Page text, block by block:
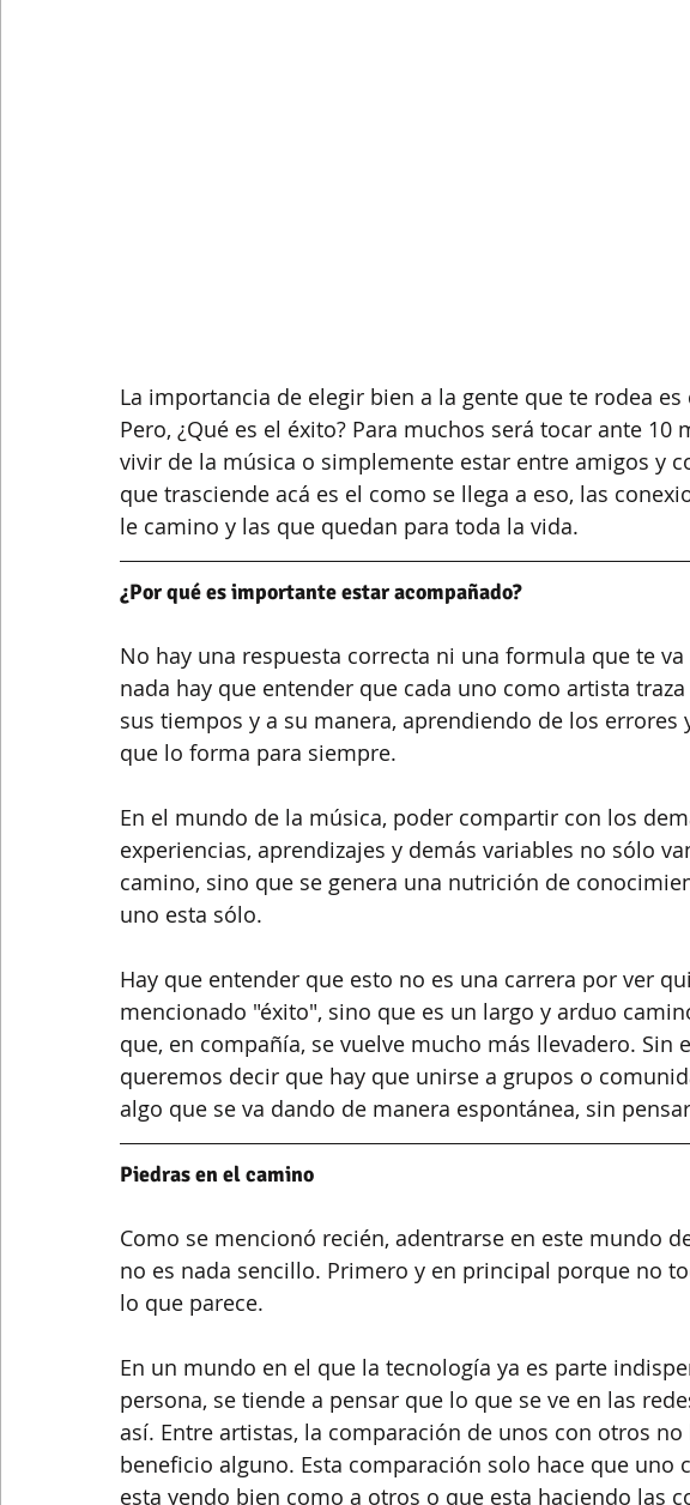
La importancia de elegir bien a la gente que te rodea
Pero, ¿Qué es el éxito? Para muchos será tocar ante
vivir de la música o simplemente estar entre amigos y
que trasciende acá es el como se llega a eso, las
le camino y las que quedan para toda la vida.
¿Por qué es importante estar acompañado?
No hay una respuesta correcta ni una formula que te
nada hay que entender que cada uno como artista
sus tiempos y a su manera, aprendiendo de los errores
que lo forma para siempre.
En el mundo de la música, poder compartir con los
experiencias, aprendizajes y demás variables no sólo
camino, sino que se genera una nutrición de
uno esta sólo.
Hay que entender que esto no es una carrera por ver
mencionado "éxito", sino que es un largo y arduo
que, en compañía, se vuelve mucho más llevadero. Sin
queremos decir que hay que unirse a grupos o
algo que se va dando de manera espontánea, sin
Piedras en el camino
Como se mencionó recién, adentrarse en este mundo
no es nada sencillo. Primero y en principal porque no
lo que parece.
En un mundo en el que la tecnología ya es parte
persona, se tiende a pensar que lo que se ve en las
así. Entre artistas, la comparación de unos con otros
beneficio alguno. Esta comparación solo hace que uno
esta yendo bien como a otros o que esta haciendo las